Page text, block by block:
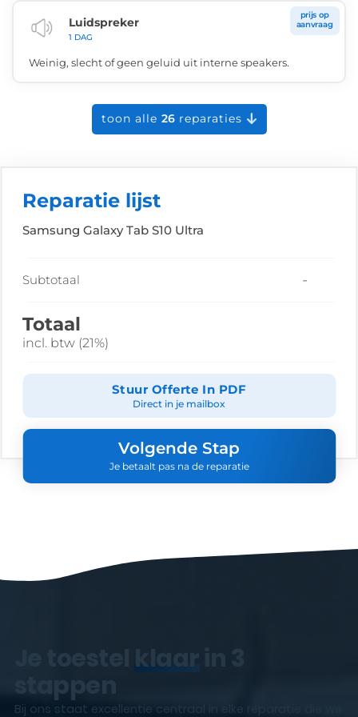
Luidspreker
1 DAG
prijs op
aanvraag
Weinig, slecht of geen geluid uit interne speakers.
toon alle 26reparaties
Reparatie lijst
Samsung Galaxy Tab S10 Ultra
Subtotaal -
Totaal
incl. btw (21%)
Stuur Offerte In PDF
Direct in je mailbox
Volgende Stap
Je betaalt pas na de reparatie
klaar
stappen
Bij ons staat excellentie centraal in elke reparatie die we